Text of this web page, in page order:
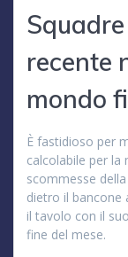
recente
mondo
È fastidioso per
calcolabile per la
scommesse
dietro il bancone
il tavolo con il
fine del mese.